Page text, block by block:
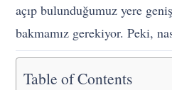
açıp bulunduğumuz yere
bakmamız gerekiyor. Peki,
Table of Contents